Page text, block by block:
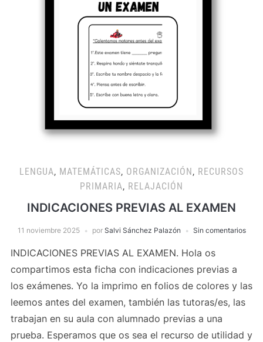
LENGUA, MATEMÁTICAS, ORGANIZACIÓN , RECURSOS
PRIMARIA, RELAJACIÓN
INDICACIONES PREVIAS AL EXAMEN
11 noviembre 2025 por Salvi Sánchez Palazón Sin comentarios
INDICACIONES PREVIAS AL EXAMEN. Hola os
compartimos esta ficha con indicaciones previas a
los exámenes. Yo la imprimo en folios de colores y las
leemos antes del examen, también las tutoras/es, las
trabajan en su aula con alumnado previas a una
prueba. Esperamos que os sea el recurso de utilidad y